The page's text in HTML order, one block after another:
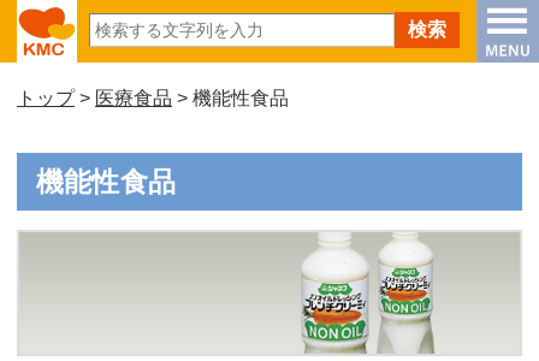
トップ> 医療食品 > 機能性食品
機能性食品